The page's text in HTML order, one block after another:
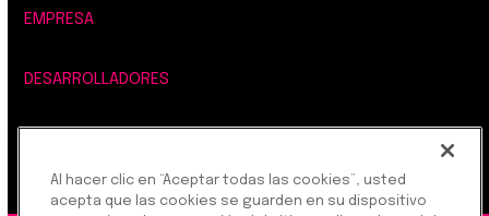
EMPRESA
DESARROLLADORES
Al hacer clic en “Aceptar todas las cookies”, usted
acepta que las cookies se guarden en su dispositivo